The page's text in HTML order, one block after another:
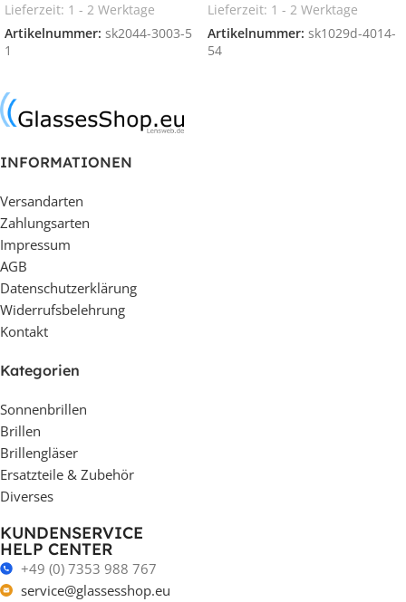
Lieferzeit: 1 - 2 Werktage
Artikelnummer: sk2044-3003-5
1
Lieferzeit: 1 - 2 Werktage
Artikelnummer: sk1029d-4014-
54
INFORMATIONEN
Versandarten
Zahlungsarten
Impressum
AGB
Datenschutzerklärung
Widerrufsbelehrung
Kontakt
Kategorien
Sonnenbrillen
Brillen
Brillengläser
Ersatzteile & Zubehör
Diverses
KUNDENSERVICE
HELP CENTER
+49 (0) 7353 988 767
service@glassesshop.eu